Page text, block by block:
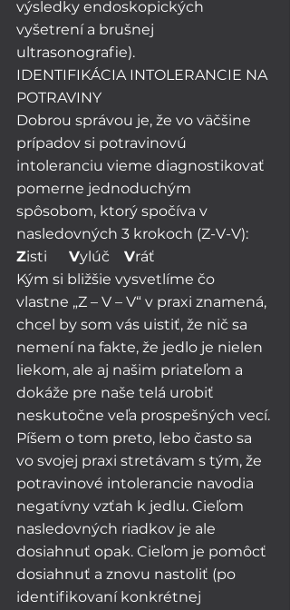
výsledky endoskopických
vyšetrení a brušnej
ultrasonografie).
IDENTIFIKÁCIA INTOLERANCIE NA
POTRAVINY
Dobrou správou je, že vo väčšine
prípadov si potravinovú
intoleranciu vieme diagnostikovať
pomerne jednoduchým
spôsobom, ktorý spočíva v
nasledovných 3 krokoch (Z-V-V):
Zisti Vylúč Vráť
Kým si bližšie vysvetlíme čo
vlastne „Z – V – V“ v praxi znamená,
chcel by som vás uistiť, že nič sa
nemení na fakte, že jedlo je nielen
liekom, ale aj našim priateľom a
dokáže pre naše telá urobiť
neskutočne veľa prospešných vecí.
Píšem o tom preto, lebo často sa
vo svojej praxi stretávam s tým, že
potravinové intolerancie navodia
negatívny vzťah k jedlu. Cieľom
nasledovných riadkov je ale
dosiahnuť opak. Cieľom je pomôcť
dosiahnuť a znovu nastoliť (po
identifikovaní konkrétnej